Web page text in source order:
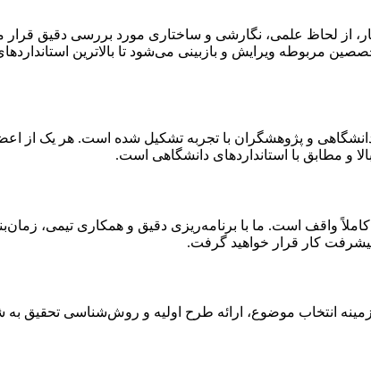
از لحاظ علمی، نگارشی و ساختاری مورد بررسی دقیق
مربوطه ویرایش و بازبینی می‌شود تا بالاترین
و پژوهشگران با تجربه تشکیل شده است. هر یک از
و مطابق با استانداردهای دانشگاهی است.
واقف است. ما با برنامه‌ریزی دقیق و همکاری تیمی،
کار قرار خواهید گرفت.
انتخاب موضوع، ارائه طرح اولیه و روش‌شناسی تحقیق به